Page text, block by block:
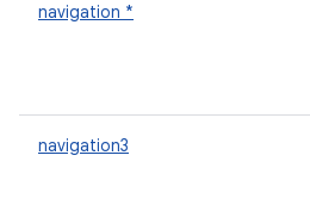
navigation *
navigation3